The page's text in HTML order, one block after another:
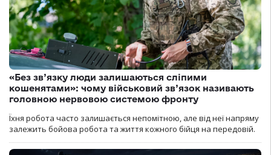
«Без зв’язку люди залишаються сліпими
кошенятами»: чому військовий зв’язок називають
головною нервовою системою фронту
Їхня робота часто залишається непомітною, але від неї напряму
залежить бойова робота та життя кожного бійця на передовій.